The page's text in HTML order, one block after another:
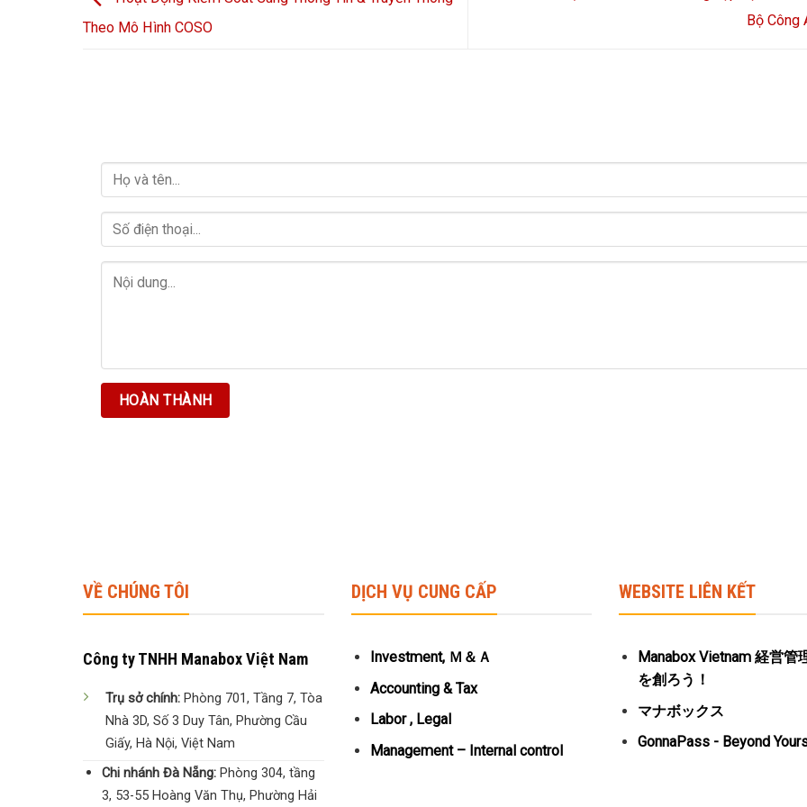
Theo Mô Hình COSO
Bộ Công
VỀ CHÚNG TÔI
Công ty TNHH Manabox Việt Nam
Trụ sở chính: Phòng 701, Tầng 7, Tòa
Nhà 3D, Số 3 Duy Tân, Phường Cầu
Giấy, Hà Nội, Việt Nam
Chi nhánh Đà Nẵng: Phòng 304, tầng
3, 53-55 Hoàng Văn Thụ, Phường Hải
DỊCH VỤ CUNG CẤP
Investment, Ｍ＆Ａ
Accounting & Tax
Labor , Legal
Management – Internal control
WEBSITE LIÊN KẾT
Manabox Vietnam 経営管
を創ろう！
マナボックス
GonnaPass - Beyond